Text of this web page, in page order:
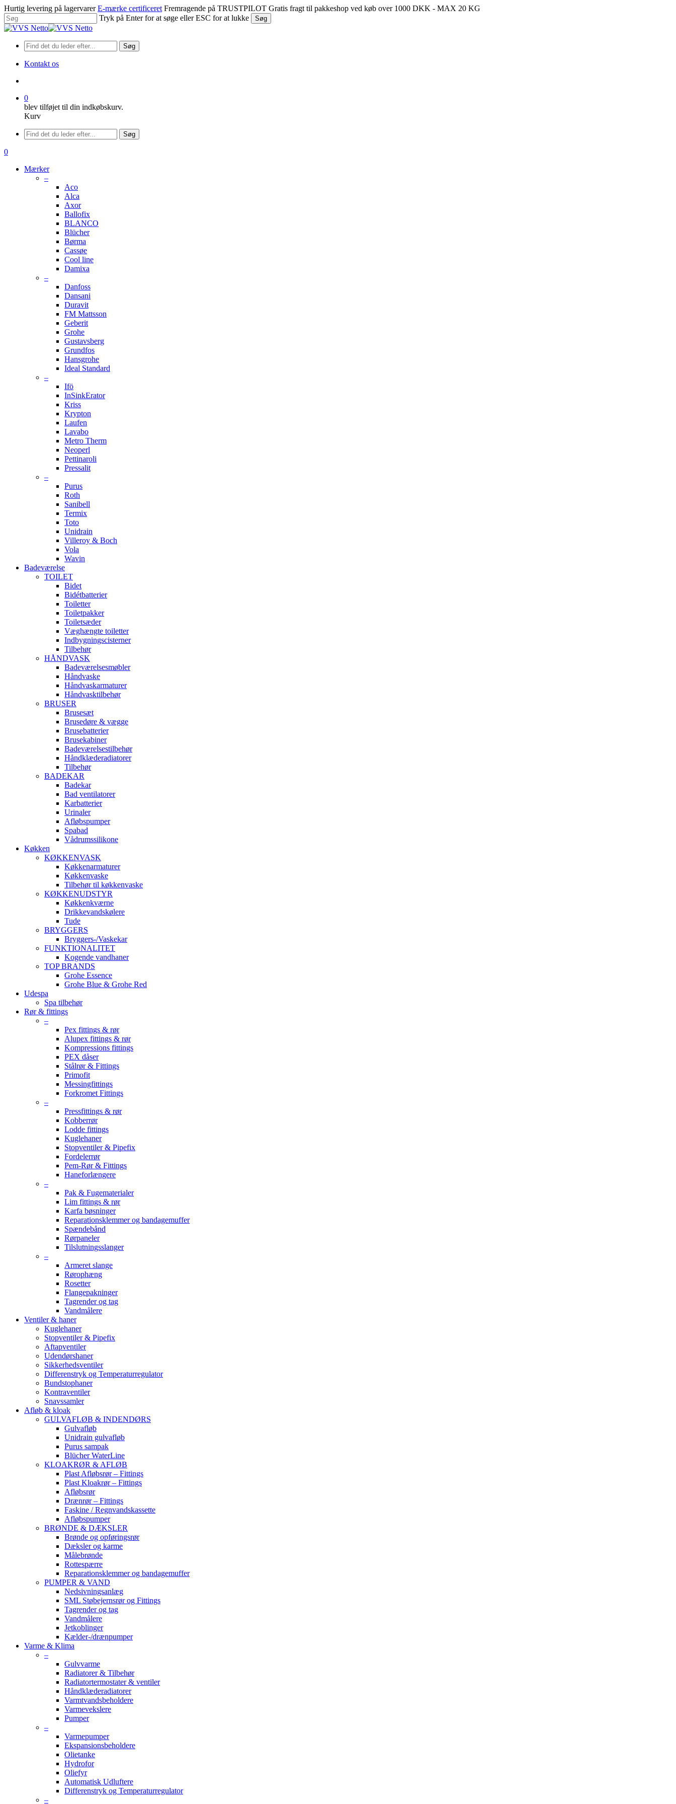
Spring
til
hovedindhold
Hurtig levering på lagervarer E-mærke certificeret Fremragende på TRUSTPILOT Gratis fragt til pakkeshop ved køb over 1000 DKK - MAX 20 KG
Tryk på Enter for at søge eller ESC for at lukke
Søg
Luk
Søg
Kontakt os
0
blev tilføjet til din indkøbskurv.
Kurv
Menu
Søg
søge
0
Mærker
–
Aco
Alca
Axor
Ballofix
BLANCO
Blücher
Børma
Cassøe
Cool line
Damixa
–
Danfoss
Dansani
Duravit
FM Mattsson
Geberit
Grohe
Gustavsberg
Grundfos
Hansgrohe
Ideal Standard
–
Ifö
InSinkErator
Kriss
Krypton
Laufen
Lavabo
Metro Therm
Neoperl
Pettinaroli
Pressalit
–
Purus
Roth
Sanibell
Termix
Toto
Unidrain
Villeroy & Boch
Vola
Wavin
Badeværelse
TOILET
Bidet
Bidétbatterier
Toiletter
Toiletpakker
Toiletsæder
Væghængte toiletter
Indbygningscisterner
Tilbehør
HÅNDVASK
Badeværelsesmøbler
Håndvaske
Håndvaskarmaturer
Håndvasktilbehør
BRUSER
Brusesæt
Brusedøre & vægge
Brusebatterier
Brusekabiner
Badeværelsestilbehør
Håndklæderadiatorer
Tilbehør
BADEKAR
Badekar
Bad ventilatorer
Karbatterier
Urinaler
Afløbspumper
Spabad
Vådrumssilikone
Køkken
KØKKENVASK
Køkkenarmaturer
Køkkenvaske
Tilbehør til køkkenvaske
KØKKENUDSTYR
Køkkenkværne
Drikkevandskølere
Tude
BRYGGERS
Bryggers-/Vaskekar
FUNKTIONALITET
Kogende vandhaner
TOP BRANDS
Grohe Essence
Grohe Blue & Grohe Red
Udespa
Spa tilbehør
Rør & fittings
–
Pex fittings & rør
Alupex fittings & rør
Kompressions fittings
PEX dåser
Stålrør & Fittings
Primofit
Messingfittings
Forkromet Fittings
–
Pressfittings & rør
Kobberrør
Lodde fittings
Kuglehaner
Stopventiler & Pipefix
Fordelerrør
Pem-Rør & Fittings
Haneforlængere
–
Pak & Fugematerialer
Lim fittings & rør
Karfa bøsninger
Reparationsklemmer og bandagemuffer
Spændebånd
Rørpaneler
Tilslutningsslanger
–
Armeret slange
Rørophæng
Rosetter
Flangepakninger
Tagrender og tag
Vandmålere
Ventiler & haner
Kuglehaner
Stopventiler & Pipefix
Aftapventiler
Udendørshaner
Sikkerhedsventiler
Differenstryk og Temperaturregulator
Bundstophaner
Kontraventiler
Snavssamler
Afløb & kloak
GULVAFLØB & INDENDØRS
Gulvafløb
Unidrain gulvafløb
Purus sampak
Blücher WaterLine
KLOAKRØR & AFLØB
Plast Afløbsrør – Fittings
Plast Kloakrør – Fittings
Afløbsrør
Drænrør – Fittings
Faskine / Regnvandskassette
Afløbspumper
BRØNDE & DÆKSLER
Brønde og opføringsrør
Dæksler og karme
Målebrønde
Rottespærre
Reparationsklemmer og bandagemuffer
PUMPER & VAND
Nedsivningsanlæg
SML Støbejernsrør og Fittings
Tagrender og tag
Vandmålere
Jetkoblinger
Kælder-/drænpumper
Varme & Klima
–
Gulvvarme
Radiatorer & Tilbehør
Radiatortermostater & ventiler
Håndklæderadiatorer
Varmtvandsbeholdere
Varmevekslere
Pumper
–
Varmepumper
Ekspansionsbeholdere
Olietanke
Hydrofor
Oliefyr
Automatisk Udluftere
Differenstryk og Temperaturregulator
–